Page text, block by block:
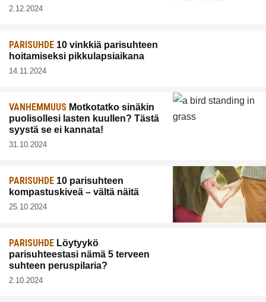
2.12.2024
PARISUHDE 10 vinkkiä parisuhteen
hoitamiseksi pikkulapsiaikana
14.11.2024
VANHEMMUUS Motkotatko sinäkin
puolisollesi lasten kuullen? Tästä
syystä se ei kannata!
31.10.2024
PARISUHDE 10 parisuhteen
kompastuskiveä – vältä näitä
25.10.2024
PARISUHDE Löytyykö
parisuhteestasi nämä 5 terveen
suhteen peruspilaria?
2.10.2024